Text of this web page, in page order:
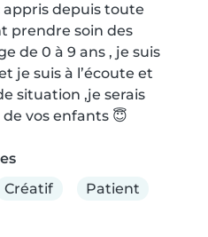
appris depuis toute
prendre soin des
de 0 à 9 ans , je suis
je suis à l’écoute et
situation ,je serais
vos enfants 😇
Créatif Patient